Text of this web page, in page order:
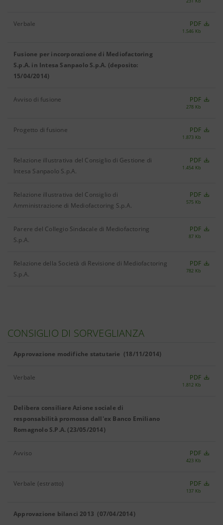
Verbale PDF
1.546 Kb
Fusione per incorporazione di Mediofactoring
S.p.A. in Intesa Sanpaolo S.p.A. (deposito:
15/04/2014)
Avviso di fusione PDF
278 Kb
Progetto di fusione PDF
1.873 Kb
Relazione illustrativa del Consiglio di Gestione di
Intesa Sanpaolo S.p.A.
PDF
1.454 Kb
Relazione illustrativa del Consiglio di
Amministrazione di Mediofactoring S.p.A.
PDF
575 Kb
Parere del Collegio Sindacale di Mediofactoring
S.p.A.
PDF
87 Kb
Relazione della Società di Revisione di Mediofactoring
S.p.A.
PDF
782 Kb
CONSIGLIO DI SORVEGLIANZA
Approvazione modifiche statutarie (18/11/2014)
Verbale PDF
1.812 Kb
Delibera consiliare Azione sociale di
responsabilità promossa dall'ex Banco Emiliano
Romagnolo S.P.A. (23/05/2014)
Avviso PDF
423 Kb
Verbale (estratto) PDF
137 Kb
Approvazione bilanci 2013 (07/04/2014)